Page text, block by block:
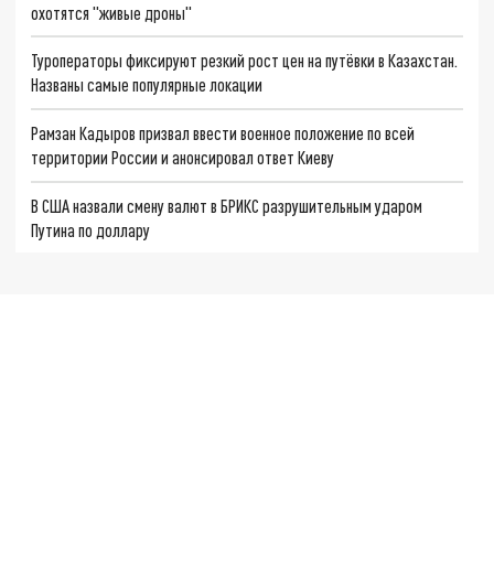
охотятся "живые дроны"
Туроператоры фиксируют резкий рост цен на путёвки в Казахстан.
Названы самые популярные локации
Рамзан Кадыров призвал ввести военное положение по всей
территории России и анонсировал ответ Киеву
В США назвали смену валют в БРИКС разрушительным ударом
Путина по доллару